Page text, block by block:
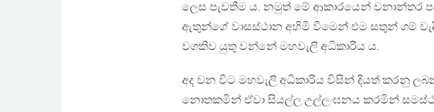
ලෙස පැවතීම ය. නමුත් මේ ආකාරයෙන් වනාන්තර
ඇතුන්ගේ වාසස්ථාන අහිමි වීමෙන් එම සතුන් ගම්
වගකිව යුතු වන්නේ මහවැලි අධිකාරිය ය.
අද වන විට මහවැලි අධිකාරිය විසින් දියත් කරනු
නොතකමින් ඒවා සියල්ල උල්ලංඝනය කරමින්